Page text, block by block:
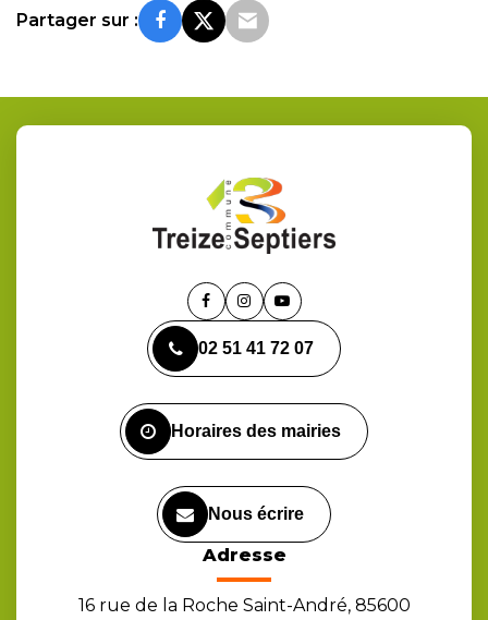
Partager sur :
Lien
le
compte
Lien
le
compte
Lien
la
chaîne
02 51 41 72 07
Horaires des mairies
Nous écrire
Adresse
16 rue de la Roche Saint-André, 85600